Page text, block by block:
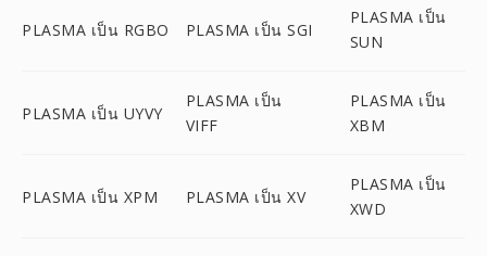
PLASMA เป็น RGBO PLASMA เป็น SGI
PLASMA เป็น
SUN
PLASMA เป็น UYVY
PLASMA เป็น
VIFF
PLASMA เป็น
XBM
PLASMA เป็น XPM PLASMA เป็น XV
PLASMA เป็น
XWD